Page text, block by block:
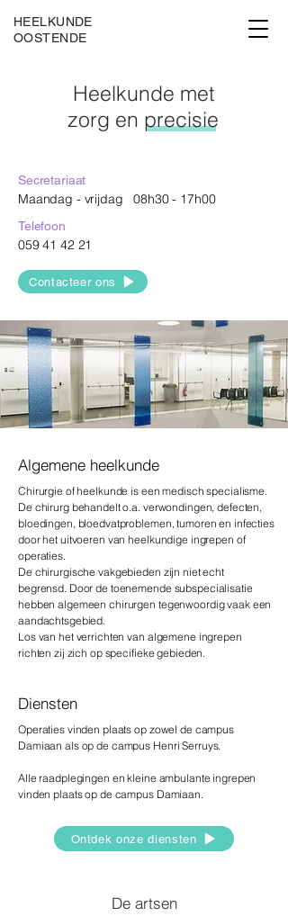
HEELKUNDE
OOSTENDE
Heelkunde met
zorg en precisie
Secretariaat
Maandag - vrijdag 08h30 - 17h00
Telefoon
059 41 42 21
Contacteer ons
Algemene heelkunde
Chirurgie of heelkunde is een medisch specialisme.
De chirurg behandelt o.a. verwondingen, defecten,
bloedingen, bloedvatproblemen, tumoren en infecties
door het uitvoeren van heelkundige ingrepen of
operaties.
De chirurgische vakgebieden zijn niet echt
begrensd. Door de toenemende subspecialisatie
hebben algemeen chirurgen tegenwoordig vaak een
aandachtsgebied.
Los van het verrichten van algemene ingrepen
richten zij zich op specifieke gebieden.
Diensten
Operaties vinden plaats op zowel de campus
Damiaan als op de campus Henri Serruys.
Alle raadplegingen en kleine ambulante ingrepen
vinden plaats op de campus Damiaan.
Ontdek onze diensten
De artsen